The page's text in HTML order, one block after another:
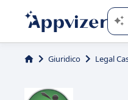
Giuridico Legal